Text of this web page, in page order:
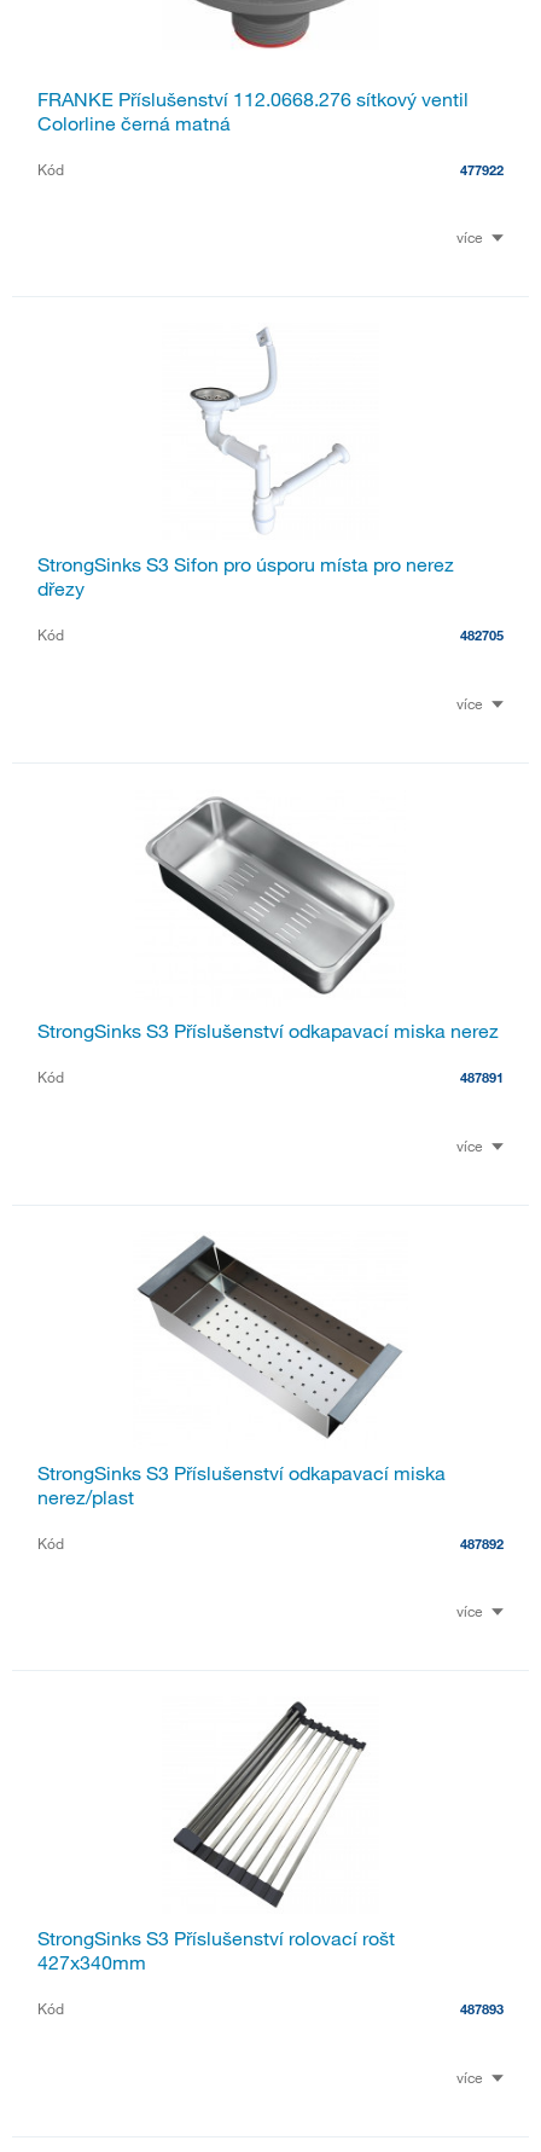
FRANKE Příslušenství 112.0668.276 sítkový ventil
Colorline černá matná
Kód 477922
více
StrongSinks S3 Sifon pro úsporu místa pro nerez
dřezy
Kód 482705
více
StrongSinks S3 Příslušenství odkapavací miska nerez
Kód 487891
více
StrongSinks S3 Příslušenství odkapavací miska
nerez/plast
Kód 487892
více
StrongSinks S3 Příslušenství rolovací rošt
427x340mm
Kód 487893
více